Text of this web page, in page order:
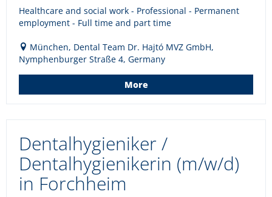
Healthcare and social work - Professional - Permanent
employment - Full time and part time
München, Dental Team Dr. Hajtó MVZ GmbH,
Nymphenburger Straße 4, Germany
More
Dentalhygieniker /
Dentalhygienikerin (m/w/d)
in Forchheim